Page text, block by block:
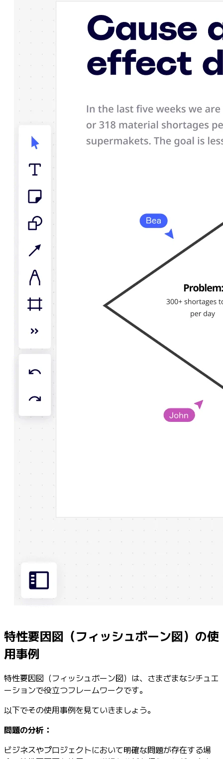
特性要因図（フィッシュボーン図）の使
用事例
特性要因図（フィッシュボーン図）は、さまざまなシチュエ
ーションで役立つフレームワークです。
以下でその使用事例を見ていきましょう。
問題の分析：
ビジネスやプロジェクトにおいて明確な問題が存在する場